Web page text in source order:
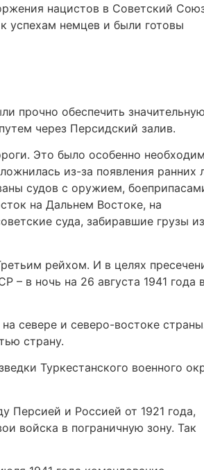
нацистов в Советский
успехам немцев и были готовы
прочно обеспечить значительную
через Персидский залив.
Это было особенно
из-за появления ранних
судов с оружием,
на Дальнем Востоке, на
суда, забиравшие грузы из
рейхом. И в целях
– в ночь на 26 августа 1941 года
севере и северо-востоке
страну.
Туркестанского военного
Персией и Россией от 1921 года,
войска в пограничную зону. Так